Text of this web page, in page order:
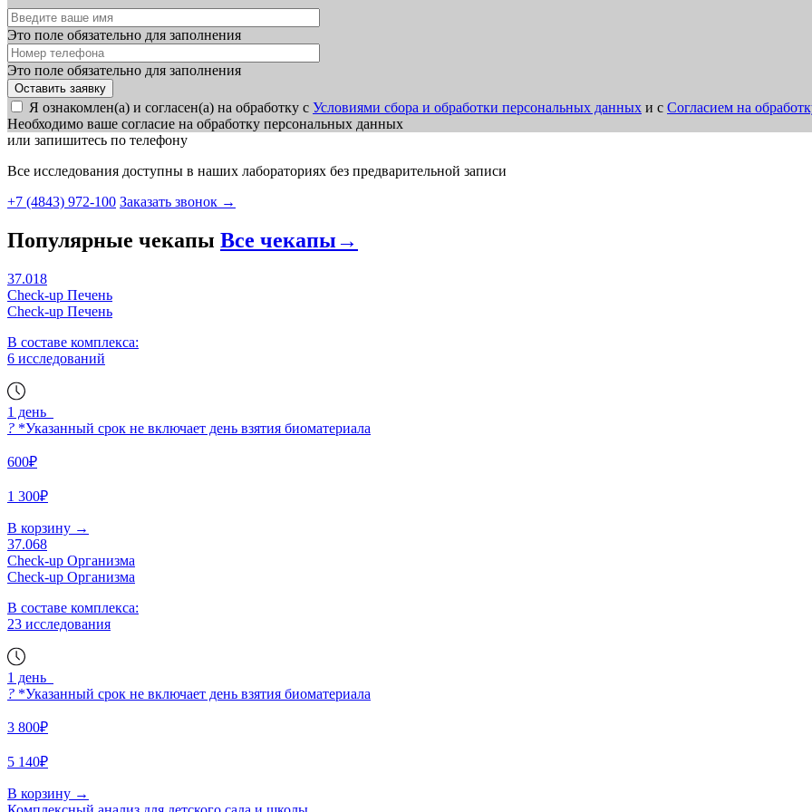
Это поле обязательно для заполнения
Это поле обязательно для заполнения
Я ознакомлен(а) и согласен(а) на обработку с Условиями сбора и обработки персональных данных и с Согласием на
Необходимо ваше согласие на обработку персональных данных
или запишитесь по телефону
Все исследования доступны в наших лабораториях без предварительной записи
+7 (4843) 972-100 Заказать звонок →
Популярные чекапы Все чекапы→
37.018
Check-up Печень
Check-up Печень
В составе комплекса:
6 исследований
1 день
? *Указанный срок не включает день взятия биоматериала
600₽
1 300₽
В корзину →
37.068
Check-up Организма
Check-up Организма
В составе комплекса:
23 исследования
1 день
? *Указанный срок не включает день взятия биоматериала
3 800₽
5 140₽
В корзину →